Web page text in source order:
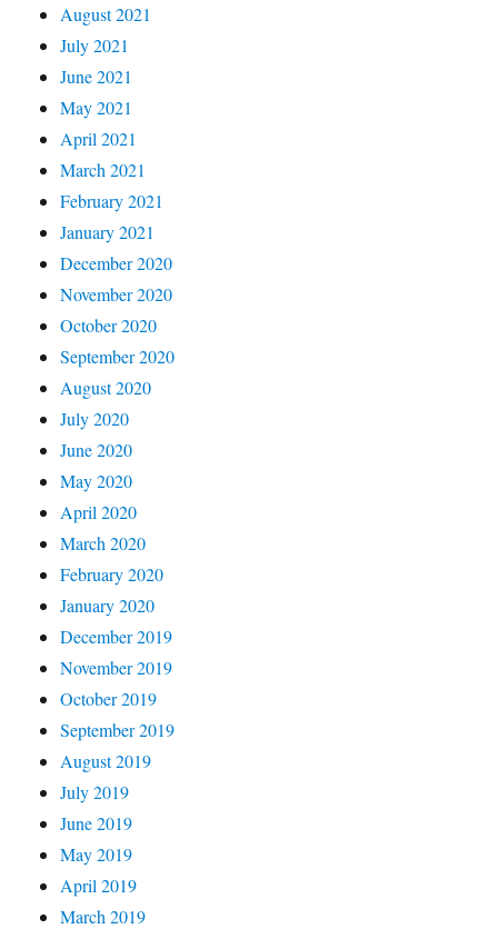
August 2021
July 2021
June 2021
May 2021
April 2021
March 2021
February 2021
January 2021
December 2020
November 2020
October 2020
September 2020
August 2020
July 2020
June 2020
May 2020
April 2020
March 2020
February 2020
January 2020
December 2019
November 2019
October 2019
September 2019
August 2019
July 2019
June 2019
May 2019
April 2019
March 2019